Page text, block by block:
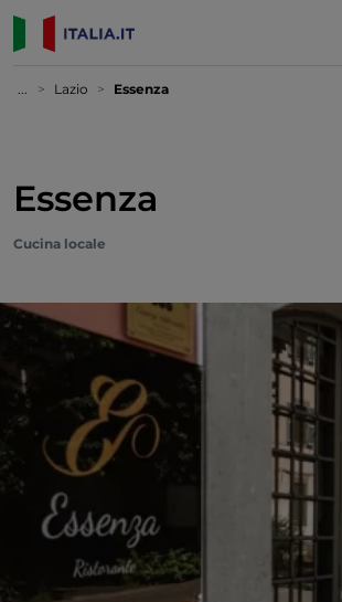
... Lazio Essenza
Essenza
Cucina locale